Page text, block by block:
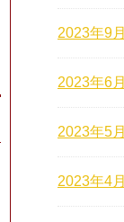
2023年9月
2023年6月
2023年5月
2023年4月